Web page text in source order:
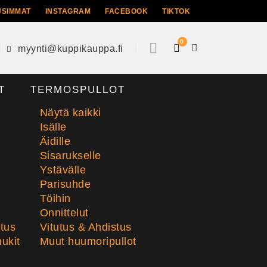
INSTAGRAM FACEBOOK TIKTOK
myynti@kuppikauppa.fi
0
TERMOSPULLOT
Näytä kaikki
Isälle
Äidille
Sisarukselle
Ystävälle
Parisuhde
Töihin
Onnittelut
Vitutus & Ahdistus
Muut huumoripullot